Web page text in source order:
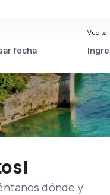
Vuelta
dónde y